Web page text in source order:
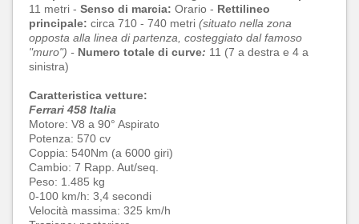
11 metri - Senso di marcia: Orario - Rettilineo
principale: circa 710 - 740 metri (situato nella zona
opposta alla linea di partenza, costeggiato dal famoso
"muro") - Numero totale di curve: 11 (7 a destra e 4 a
sinistra)
Caratteristica vetture:
Ferrari 458 Italia
Motore: V8 a 90° Aspirato
Potenza: 570 cv
Coppia: 540Nm (a 6000 giri)
Cambio: 7 Rapp. Aut/seq.
Peso: 1.485 kg
0-100 km/h: 3,4 secondi
Velocità massima: 325 km/h